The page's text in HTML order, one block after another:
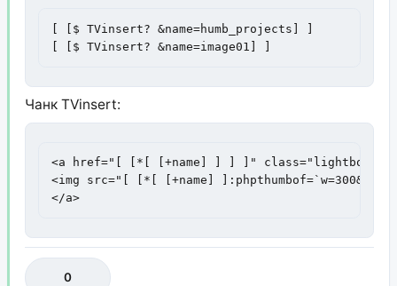
[ [$ TVinsert? &name=humb_projects] ]
[ [$ TVinsert? &name=image01] ]
Чанк TVinsert:
<a href="[ [*[ [+name] ] ] ]" class="lightbox"
<img src="[ [*[ [+name]
</a>
0